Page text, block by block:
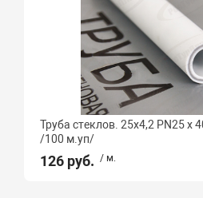
Назначение (смесители)
Материал
Алюминий
Латунь
Сталь
Труба стеклов. 25х4,2 PN25 х
/100 м.уп/
126 руб. / м.